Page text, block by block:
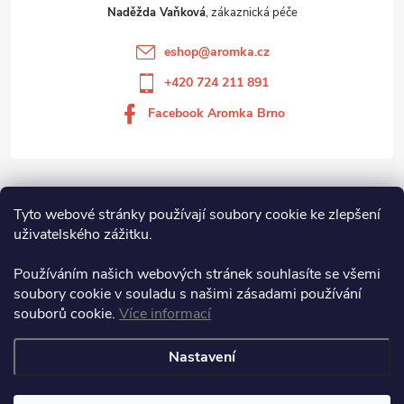
Tyto webové stránky používají soubory cookie ke zlepšení
uživatelského zážitku.
Používáním našich webových stránek souhlasíte se všemi
soubory cookie v souladu s našimi zásadami používání
souborů cookie. Více informací
Nastavení
Vše o nákupu
Aromka Brno s.r.o
Naděžda Vaňková
eshop@aromka.cz
+420 724 211 891
Facebook Aromka Brno
Copyright 2026Aromka Brno. Všechna práva vyhrazena.